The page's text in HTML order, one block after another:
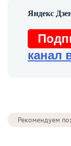
канал
Рекомендуем